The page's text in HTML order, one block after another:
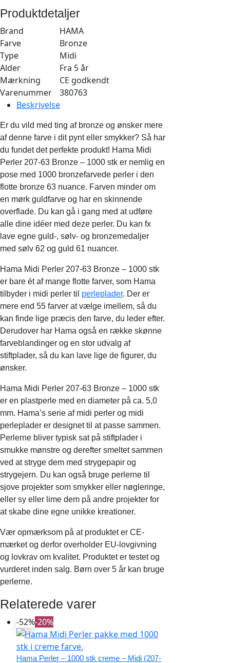
Midi
(207-
63)
antal
Produktdetaljer
Brand
HAMA
Farve
Bronze
Type
Midi
Alder
Fra 5 år
Mærkning
CE godkendt
Varenummer
380763
Beskrivelse
Er du vild med ting af bronze og ønsker mere
af denne farve i dit pynt eller smykker? Så har
du fundet det perfekte produkt! Hama Midi
Perler 207-63 Bronze – 1000 stk er nemlig en
pose med 1000 bronzefarvede perler i den
flotte bronze 63 nuance. Farven minder om
en mørk guldfarve og har en skinnende
overflade. Du kan gå i gang med at udføre
alle dine idéer med deze perler. Du kan fx
lave egne guld-, sølv- og bronzemedaljer
med sølv 62 og guld 61 nuancer.
Hama Midi Perler 207-63 Bronze – 1000 stk
er bare ét af mange flotte farver, som Hama
tilbyder i midi perler til perleplader. Der er
mere end 55 farver at vælge imellem, så du
kan finde lige præcis den farve, du leder efter.
Derudover har Hama også en række skønne
farveblandinger og en stor udvalg af
stiftplader, så du kan lave lige de figurer, du
ønsker.
Hama Midi Perler 207-63 Bronze – 1000 stk
er en plastperle med en diameter på ca. 5,0
mm. Hama’s serie af midi perler og midi
perleplader er designet til at passe sammen.
Perlerne bliver typisk sat på stiftplader i
smukke mønstre og derefter smeltet sammen
ved at stryge dem med strygepapir og
strygejern. Du kan også bruge perlerne til
sjove projekter som smykker eller nøgleringe,
eller sy eller lime dem på andre projekter for
at skabe dine egne unikke kreationer.
Vær opmærksom på at produktet er CE-
mærket og derfor overholder EU-lovgivning
og lovkrav om kvalitet. Produktet er testet og
vurderet inden salg. Børn over 5 år kan bruge
perlerne.
Relaterede varer
-52%-20%
Hama Perler – 1000 stk creme – Midi (207-